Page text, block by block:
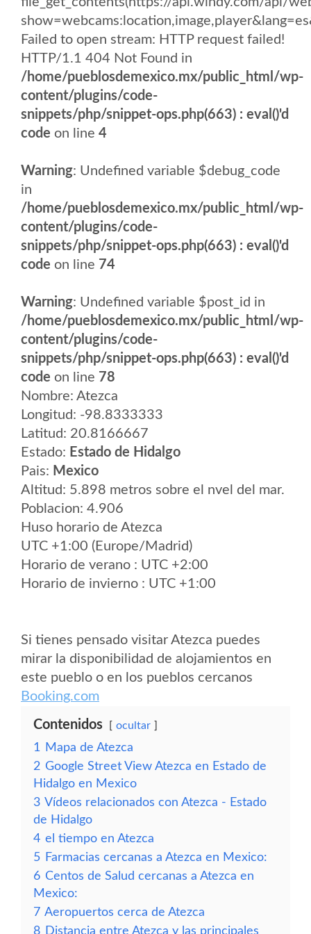
Failed to open stream: HTTP request failed!
HTTP/1.1 404 Not Found in
/home/pueblosdemexico.mx/public_html/wp-
content/plugins/code-
snippets/php/snippet-ops.php(663) : eval()'d
code on line 4
Warning: Undefined variable $debug_code
in
/home/pueblosdemexico.mx/public_html/wp-
content/plugins/code-
snippets/php/snippet-ops.php(663) : eval()'d
code on line 74
Warning: Undefined variable $post_id in
/home/pueblosdemexico.mx/public_html/wp-
content/plugins/code-
snippets/php/snippet-ops.php(663) : eval()'d
code on line 78
Nombre: Atezca
Longitud: -98.8333333
Latitud: 20.8166667
Estado: Estado de Hidalgo
Pais: Mexico
Altitud: 5.898 metros sobre el nvel del mar.
Poblacion: 4.906
Huso horario de Atezca
UTC +1:00 (Europe/Madrid)
Horario de verano : UTC +2:00
Horario de invierno : UTC +1:00
Si tienes pensado visitar Atezca puedes
mirar la disponibilidad de alojamientos en
este pueblo o en los pueblos cercanos
Booking.com
Contenidos ocultar
1
Mapa de Atezca
2 Google Street View Atezca en Estado de
Hidalgo en Mexico
3 Vídeos relacionados con Atezca - Estado
de Hidalgo
4 el tiempo en Atezca
5 Farmacias cercanas a Atezca en Mexico:
6 Centos de Salud cercanas a Atezca en
Mexico:
7 Aeropuertos cerca de Atezca
8 Distancia entre Atezca y las principales